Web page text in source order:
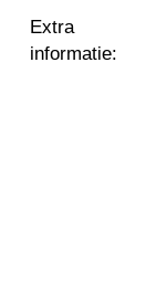
Extra
informatie: